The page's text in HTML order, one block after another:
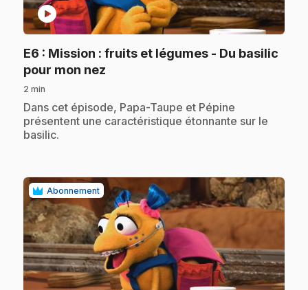
play_circle
E6 : Mission : fruits et légumes - Du basilic
pour mon nez
2 min
.Dans cet épisode, Papa-Taupe et Pépine
présentent une caractéristique étonnante sur le
basilic.
Abonnement